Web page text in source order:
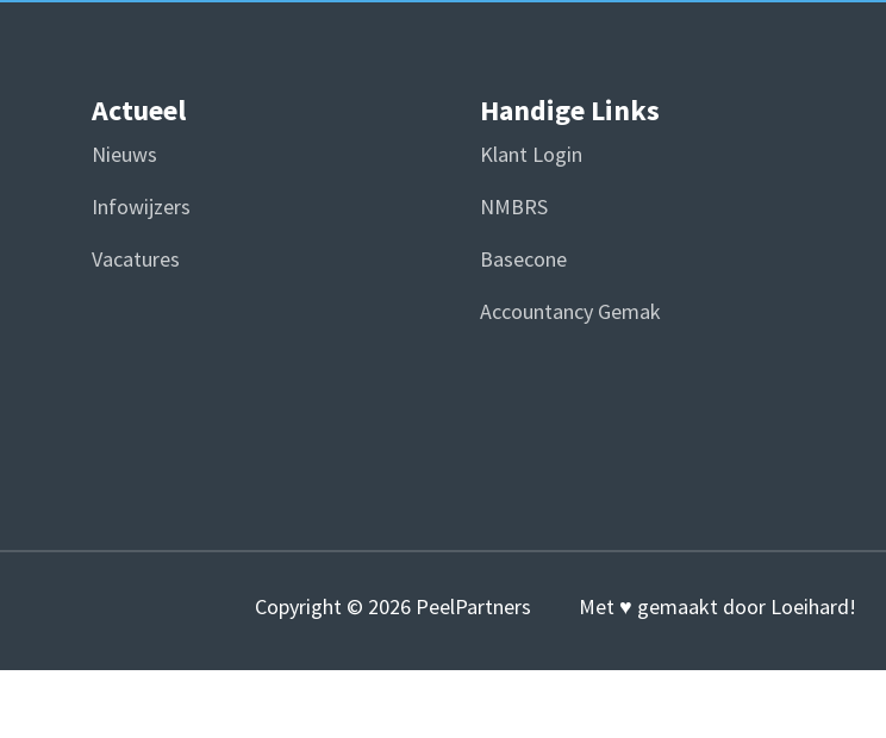
Actueel
Nieuws
Infowijzers
Vacatures
Handige Links
Klant Login
NMBRS
Basecone
Accountancy Gemak
Copyright © 2026 PeelPartners Met ♥ gemaakt door Loeihard!